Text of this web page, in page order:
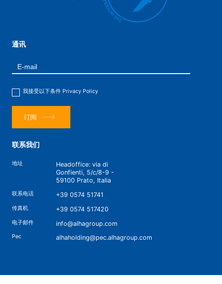
通讯
我接受以下条件 Privacy Policy
订阅
联系我们
地址
Headoffice: via di
Gonfienti, 5/c/8-9 -
59100 Prato, Italia
联系电话 +39 0574 51741
传真机 +39 0574 517420
电子邮件 info@alhagroup.com
Pec alhaholding@pec.alhagroup.com